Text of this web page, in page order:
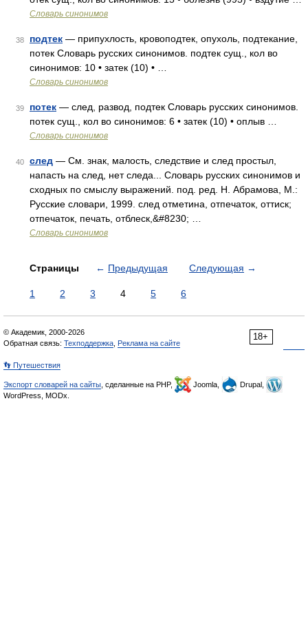
Словарь синонимов
38 подтек — припухлость, кровоподтек, опухоль, подтекание,
потек Словарь русских синонимов. подтек сущ., кол во
синонимов: 10 • затек (10) • …
Словарь синонимов
39 потек — след, развод, подтек Словарь русских синонимов.
потек сущ., кол во синонимов: 6 • затек (10) • оплыв …
Словарь синонимов
40 след — См. знак, малость, следствие и след простыл,
напасть на след, нет следа... Словарь русских синонимов и
сходных по смыслу выражений. под. ред. Н. Абрамова, М.:
Русские словари, 1999. след отметина, отпечаток, оттиск;
отпечаток, печать, отблеск,&#8230; …
Словарь синонимов
Страницы ← Предыдущая Следующая →
1 2 3 4 5 6
18+
© Академик, 2000-2026
Обратная связь: Техподдержка Реклама на сайте
👣 Путешествия
Экспорт словарей на сайты , сделанные на PHP, Joomla,
Drupal,
WordPress, MODx.